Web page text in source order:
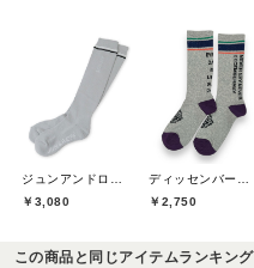
ジュンアンドロペ(JUN&ROPE)
￥3,080
ディッセンバーメイ(DECEMBERMAY)
￥2,750
この商品と同じアイテムランキング